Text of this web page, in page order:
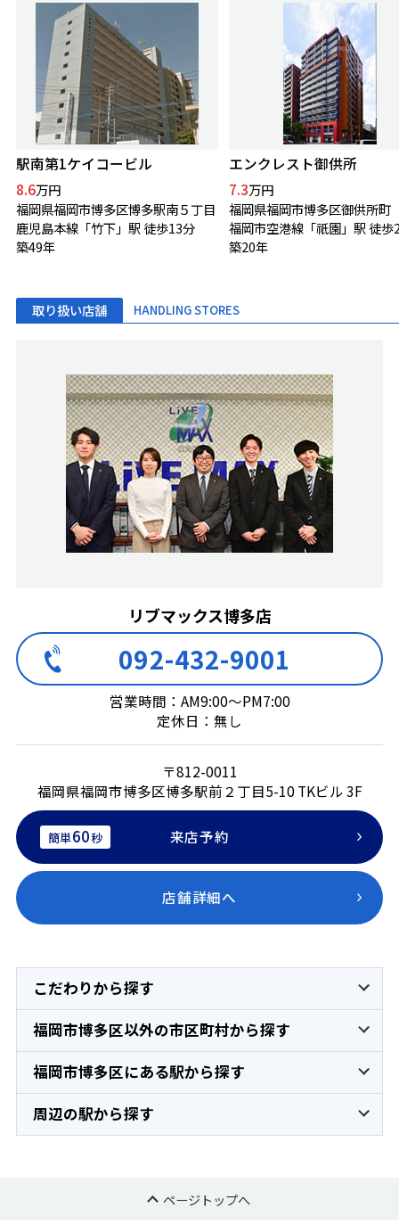
駅南第1ケイコービル
8.6万円
福岡県福岡市博多区博多駅南５丁目
鹿児島本線「竹下」駅 徒歩13分
築49年
エンクレスト御供所
7.3万円
福岡県福岡市博多区御供所町
福岡市空港線「祇園」駅 徒歩
築20年
取り扱い店舗 HANDLING STORES
リブマックス博多店
092-432-9001
営業時間：AM9:00～PM7:00
定休日：無し
〒812-0011
福岡県福岡市博多区博多駅前２丁目5-10 TKビル 3F
簡単60秒 来店予約
店舗詳細へ
こだわりから探す
福岡市博多区以外の市区町村から探す
福岡市博多区にある駅から探す
周辺の駅から探す
ページトップへ